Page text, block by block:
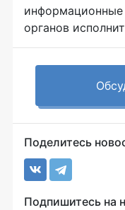
органов
Поделитесь
Подпишитесь на